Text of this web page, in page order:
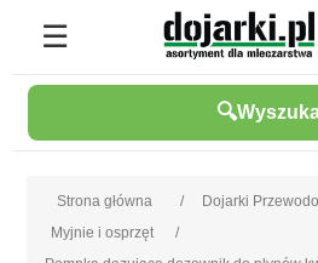
Strona główna / Dojarki
Myjnie i osprzęt
/